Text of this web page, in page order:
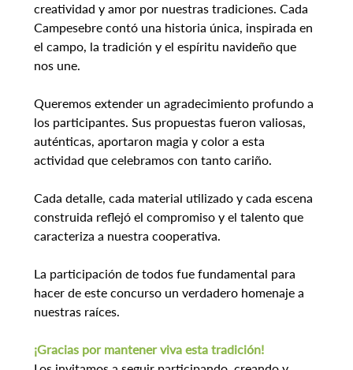
creatividad y amor por nuestras tradiciones. Cada
Campesebre contó una historia única, inspirada en
el campo, la tradición y el espíritu navideño que
nos une.
Queremos extender un agradecimiento profundo a
los participantes. Sus propuestas fueron valiosas,
auténticas, aportaron magia y color a esta
actividad que celebramos con tanto cariño.
Cada detalle, cada material utilizado y cada escena
construida reflejó el compromiso y el talento que
caracteriza a nuestra cooperativa.
La participación de todos fue fundamental para
hacer de este concurso un verdadero homenaje a
nuestras raíces.
¡Gracias por mantener viva esta tradición!